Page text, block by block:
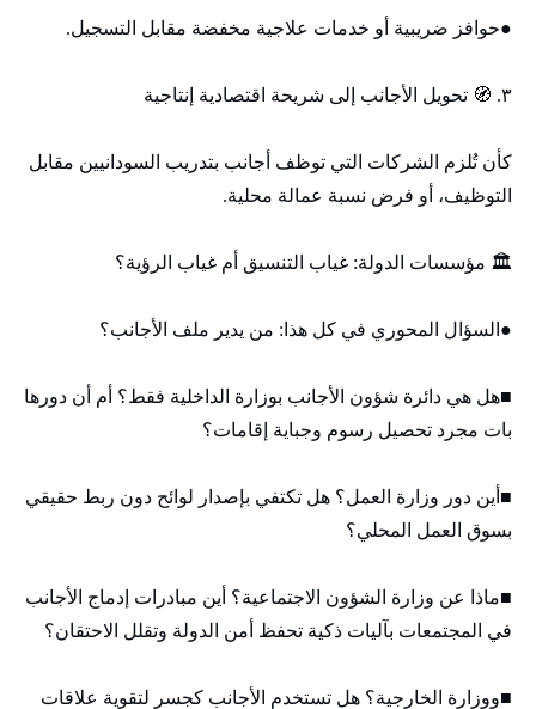
●حوافز ضريبية أو خدمات علاجية مخفضة مقابل التسجيل.
٣. 🧭 تحويل الأجانب إلى شريحة اقتصادية إنتاجية
كأن تُلزم الشركات التي توظف أجانب بتدريب السودانيين مقابل
التوظيف، أو فرض نسبة عمالة محلية.
🏛️ مؤسسات الدولة: غياب التنسيق أم غياب الرؤية؟
●السؤال المحوري في كل هذا: من يدير ملف الأجانب؟
■هل هي دائرة شؤون الأجانب بوزارة الداخلية فقط؟ أم أن دورها
بات مجرد تحصيل رسوم وجباية إقامات؟
■أين دور وزارة العمل؟ هل تكتفي بإصدار لوائح دون ربط حقيقي
بسوق العمل المحلي؟
■ماذا عن وزارة الشؤون الاجتماعية؟ أين مبادرات إدماج الأجانب
في المجتمعات بآليات ذكية تحفظ أمن الدولة وتقلل الاحتقان؟
■ووزارة الخارجية؟ هل تستخدم الأجانب كجسر لتقوية علاقات